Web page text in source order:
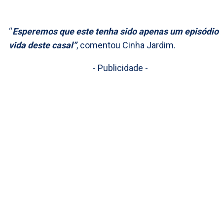
“Esperemos que este tenha sido apenas um episódio
vida deste casal”, comentou Cinha Jardim.
- Publicidade -